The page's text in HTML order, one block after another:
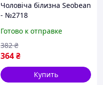
Чоловіча білизна Seobean
- №2718
Готово к отправке
364₴
382 ₴
Купить